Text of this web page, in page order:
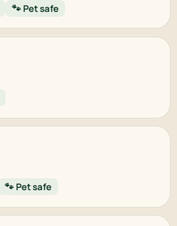
🐾 Pet safe
🐾 Pet safe